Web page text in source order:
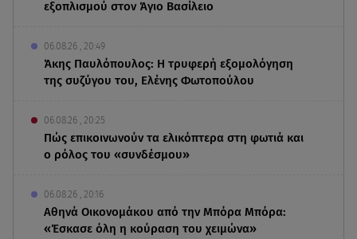
εξοπλισμού στον Άγιο Βασίλειο
06.08.26 , 20:49
Άκης Παυλόπουλος: Η τρυφερή εξομολόγηση
της συζύγου του, Ελένης Φωτοπούλου
06.08.26 , 20:25
Πώς επικοινωνούν τα ελικόπτερα στη φωτιά και
ο ρόλος του «συνδέσμου»
06.08.26 , 20:16
Αθηνά Οικονομάκου από την Μπόρα Μπόρα:
«Έσκασε όλη η κούραση του χειμώνα»